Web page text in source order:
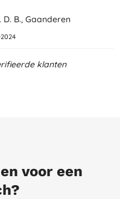
D. B., Gaanderen
klanten
voor een